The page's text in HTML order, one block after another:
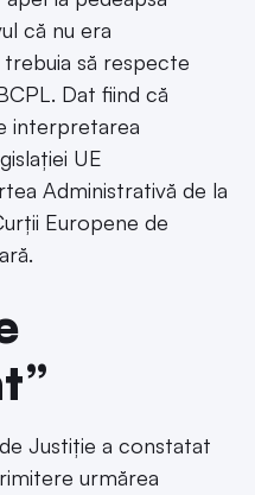
că nu era
trebuia să respecte
Dat fiind că
interpretarea
UE
Administrativă de la
Europene de
Justiție a constatat
urmărea